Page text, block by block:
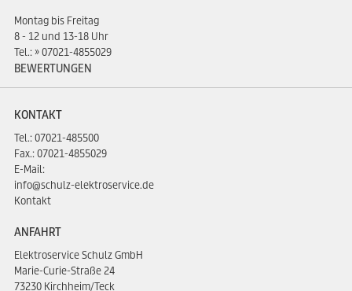
Montag bis Freitag
8 - 12 und 13-18 Uhr
Tel.: 07021-4855029
BEWERTUNGEN
KONTAKT
Tel.:07021-485500
Fax.: 07021-4855029
E-Mail:
info@schulz-elektroservice.de
Kontakt
ANFAHRT
Elektroservice Schulz GmbH
Marie-Curie-Straße 24
73230 Kirchheim/Teck